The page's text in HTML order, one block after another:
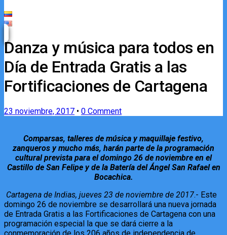
Danza y música para todos en
Día de Entrada Gratis a las
Fortificaciones de Cartagena
23 noviembre, 2017 • 0 Comment
Comparsas, talleres de música y maquillaje festivo,
zanqueros y mucho más,​ harán parte de la programación
cultural prevista para el domingo 26 de noviembre en el
Castillo de San Felipe y de la Batería del Ángel San Rafael en
Bocachica.
Cartagena de Indias, jueves 23 de noviembre de 2017.- Este
domingo 26 de noviembre se desarrollará una nueva jornada
de Entrada Gratis a las Fortificaciones de Cartagena con una
programación especial la que se dará cierre a la